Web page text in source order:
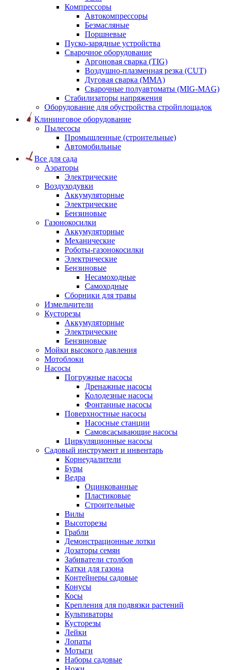
Компрессоры
Автокомпрессоры
Безмасляные
Поршневые
Пуско-зарядные устройства
Сварочное оборудование
Аргоновая сварка (TIG)
Воздушно-плазменная резка (CUT)
Дуговая сварка (ММА)
Сварочные полуавтоматы (MIG-MAG)
Стабилизаторы напряжения
Оборудование для обустройства стройплощадок
Клининговое оборудование
Пылесосы
Промышленные (строительные)
Автомобильные
Все для сада
Аэраторы
Электрические
Воздуходувки
Аккумуляторные
Электрические
Бензиновые
Газонокосилки
Аккумуляторные
Механические
Роботы-газонокосилки
Электрические
Бензиновые
Несамоходные
Самоходные
Сборники для травы
Измельчители
Кусторезы
Аккумуляторные
Электрические
Бензиновые
Мойки высокого давления
Мотоблоки
Насосы
Погружные насосы
Дренажные насосы
Колодезные насосы
Фонтанные насосы
Поверхностные насосы
Насосные станции
Самовсасывающие насосы
Циркуляционные насосы
Садовый инструмент и инвентарь
Корнеудалители
Буры
Ведра
Оцинкованные
Пластиковые
Строительные
Вилы
Высоторезы
Грабли
Демонстрационные лотки
Дозаторы семян
Забиватели столбов
Катки для газона
Контейнеры садовые
Конусы
Косы
Крепления для подвязки растений
Культиваторы
Кусторезы
Лейки
Лопаты
Мотыги
Наборы садовые